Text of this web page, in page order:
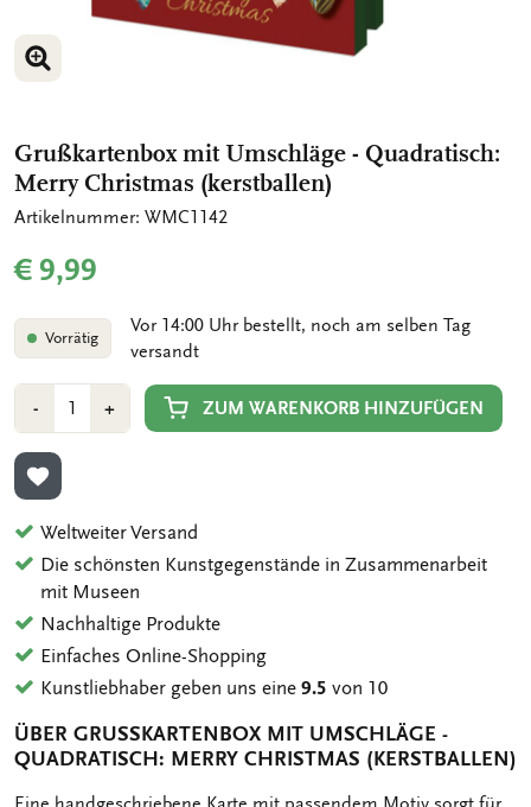
BILD VERGRÖSSERN
BILD VERGRÖSSERN
Grußkartenbox mit Umschläge - Quadratisch:
Merry Christmas (kerstballen)
Artikelnummer: WMC1142
€ 9,99
Vorrätig
Vor 14:00 Uhr bestellt, noch am selben Tag
versandt
-Min
1
Anzahl
+Plus
1
ZUM WARENKORB HINZUFÜGEN
ZUR WUNSCHLISTE HINZUFÜGEN
Weltweiter Versand
Die schönsten Kunstgegenstände in Zusammenarbeit
mit Museen
Nachhaltige Produkte
Einfaches Online-Shopping
Kunstliebhaber geben uns eine9.5 von 10
ÜBER GRUSSKARTENBOX MIT UMSCHLÄGE - Q
UADRATISCH: MERRY CHRISTMAS (KERSTBALLEN)
OMSCHRIJVING